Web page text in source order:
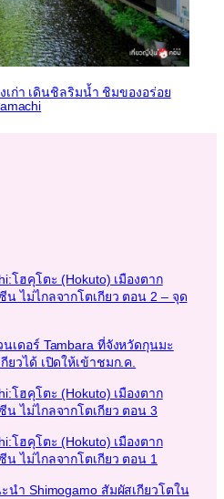
ก่า เดินชิลริมน้ำ ชิมของอร่อย
โฮคุโตะ (Hokuto) เมืองตาก
น ไม่ไกลจากโตเกียว ตอน 2 – จุด
นเดอร์ Tambara ที่จังหวัดกุนมะ
ยวได้ เปิดให้เข้าชมก.ค.
โฮคุโตะ (Hokuto) เมืองตาก
น ไม่ไกลจากโตเกียว ตอน 3
โฮคุโตะ (Hokuto) เมืองตาก
น ไม่ไกลจากโตเกียว ตอน 1
นำ Shimogamo สัมผัสเกียวโตใน